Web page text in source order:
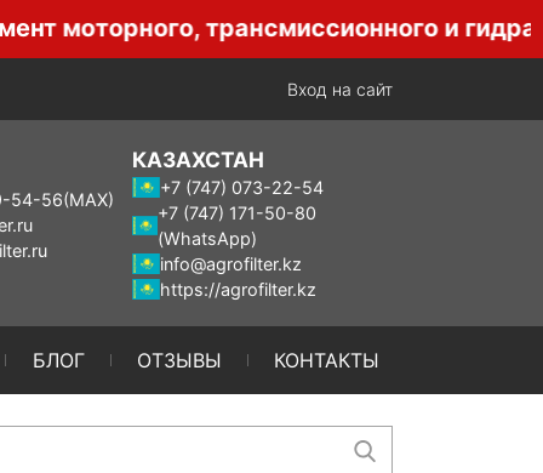
трансмиссионного и
Вход на сайт
54-56(MAX)
КАЗАХСТАН
+7 (747) 073-22-54
+7 (747) 171-50-80
(WhatsApp)
info@agrofilter.kz
https://agrofilter.kz
БЛОГ ОТЗЫВЫ КОНТАКТЫ